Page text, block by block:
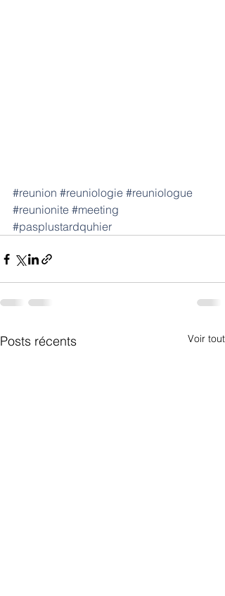
#reunion #reuniologie #reuniologue
#reunionite #meeting
#pasplustardquhier
Posts récents Voir tout